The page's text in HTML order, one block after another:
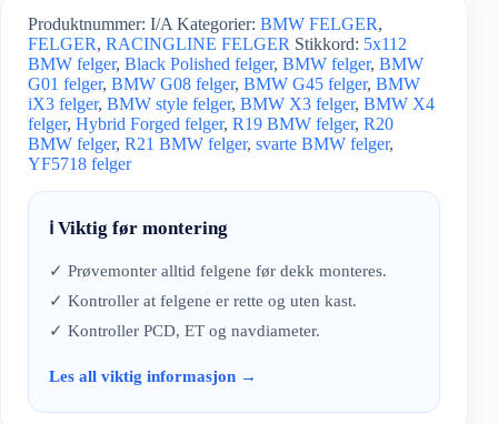
Produktnummer: I/A Kategorier: BMW FELGER,
FELGER, RACINGLINE FELGER Stikkord: 5x112
BMW felger, Black Polished felger, BMW felger, BMW
G01 felger, BMW G08 felger, BMW G45 felger, BMW
iX3 felger, BMW style felger, BMW X3 felger, BMW X4
felger, Hybrid Forged felger, R19 BMW felger, R20
BMW felger, R21 BMW felger, svarte BMW felger,
YF5718 felger
ℹ️ Viktig før montering
✓ Prøvemonter alltid felgene før dekk monteres.
✓ Kontroller at felgene er rette og uten kast.
✓ Kontroller PCD, ET og navdiameter.
Les all viktig informasjon →